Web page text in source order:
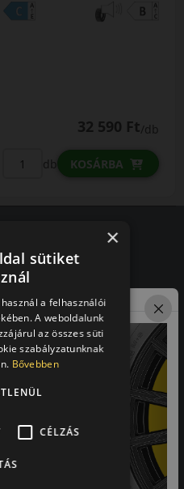
32 590 Ft/db
db KOSÁRBA
ezt a boltot.
alapján
×
sütiket
a felhasználói
A weboldalunk
az összes süti
szabályzatunknak
Bővebben
CÉLZÁS